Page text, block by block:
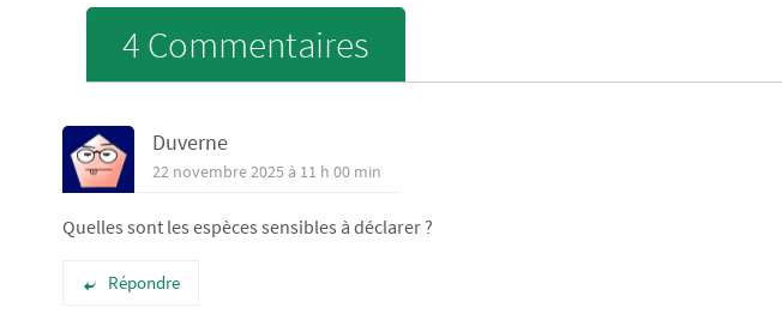
4 Commentaires
Duverne
22 novembre 2025 à 11 h 00 min
Quelles sont les espèces sensibles à déclarer ?
Répondre